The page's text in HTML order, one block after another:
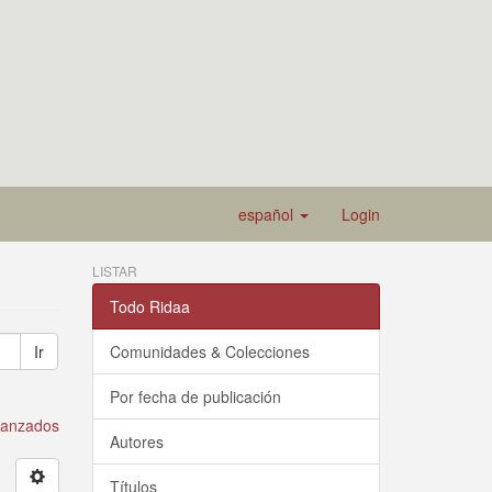
español Login
Ir
LISTAR
Todo Ridaa
Comunidades & Colecciones
Por fecha de publicación
Autores
Títulos